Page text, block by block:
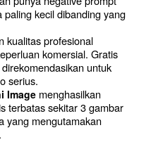
kecil dibanding yang
kualitas profesional
komersial. Gratis
untuk
serius.
Image menghasilkan
terbatas sekitar 3 gambar
yang mengutamakan